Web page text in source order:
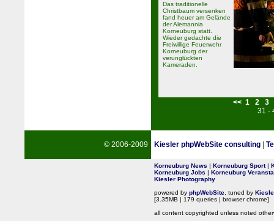
Das traditionelle
Christbaum versenken
fand heuer am Gelände
der Alemannia
Korneuburg statt.
Wieder gedachte die
Freiwillige Feuerwehr
Korneuburg der
verunglückten
Kameraden.
<< 1 2
3
31 -
© 2006-2009 Kiesler phpWebSite consulting
Korneuburg News | Korneuburg Sport|
Korneuburg Jobs | Korneuburg
Kiesler Photography
powered by phpWebSite , tuned by
[3.35MB | 179 queries | browser chrome]
all content copyrighted unless noted